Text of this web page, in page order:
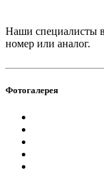
Наши специалисты
номер или аналог.
Фотогалерея